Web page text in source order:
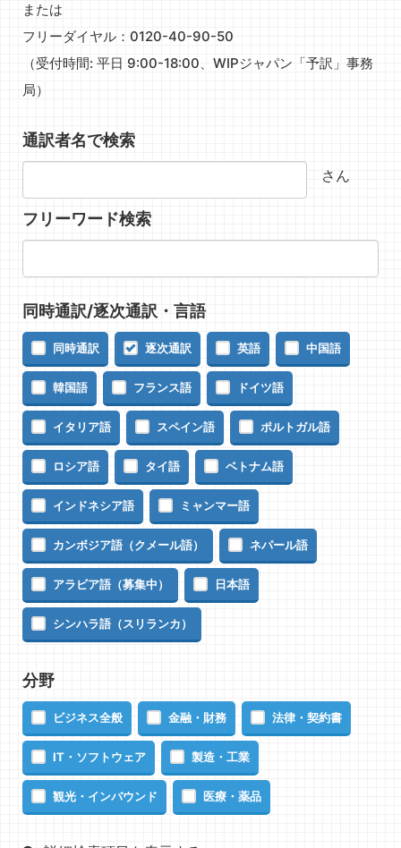
または
フリーダイヤル：0120-40-90-50
（受付時間: 平日 9:00-18:00、WIPジャパン「予訳」事務
局）
通訳者名で検索
さん
フリーワード検索
同時通訳/逐次通訳・言語
同時通訳 逐次通訳 英語 中国語
韓国語 フランス語 ドイツ語
イタリア語 スペイン語 ポルトガル語
ロシア語 タイ語 ベトナム語
インドネシア語 ミャンマー語
カンボジア語（クメール語） ネパール語
アラビア語（募集中） 日本語
シンハラ語（スリランカ）
分野
ビジネス全般 金融・財務 法律・契約書
IT・ソフトウェア 製造・工業
観光・インバウンド 医療・薬品